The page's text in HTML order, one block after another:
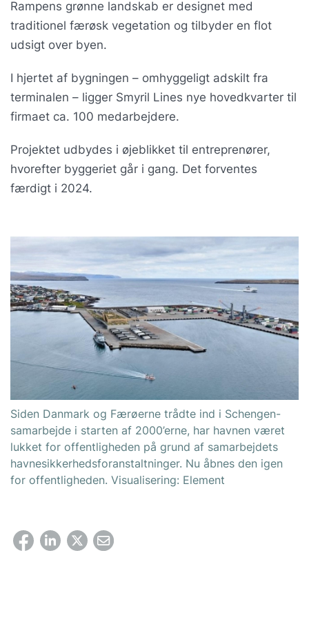
Rampens grønne landskab er designet med
traditionel færøsk vegetation og tilbyder en flot
udsigt over byen.
I hjertet af bygningen – omhyggeligt adskilt fra
terminalen – ligger Smyril Lines nye hovedkvarter til
firmaet ca. 100 medarbejdere.
Projektet udbydes i øjeblikket til entreprenører,
hvorefter byggeriet går i gang. Det forventes
færdigt i 2024.
Siden Danmark og Færøerne trådte ind i Schengen-
samarbejde i starten af 2000’erne, har havnen været
lukket for offentligheden på grund af samarbejdets
havnesikkerhedsforanstaltninger. Nu åbnes den igen
for offentligheden. Visualisering: Element